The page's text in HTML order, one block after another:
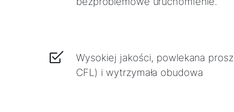
Wysokiej jakości, powlekana
CFL) i wytrzymała obudowa